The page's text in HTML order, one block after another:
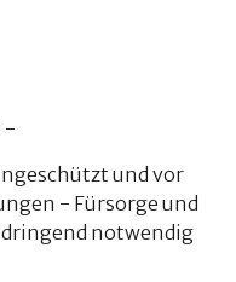
-
und vor
- Fürsorge und
notwendig